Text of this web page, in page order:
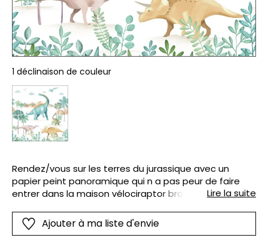
1 déclinaison de couleur
Rendez/vous sur les terres du jurassique avec un
papier peint panoramique qui n a pas peur de faire
entrer dans la maison vélociraptor brachiosaure
trait de crayon semblable aux gravures des livres de
sciences.
Lire la suite
Ajouter à ma liste d'envie